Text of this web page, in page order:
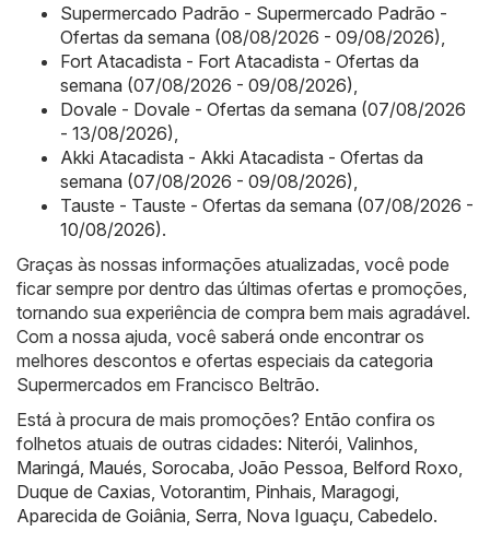
Supermercado Padrão - Supermercado Padrão -
Ofertas da semana (08/08/2026 - 09/08/2026)
Fort Atacadista - Fort Atacadista - Ofertas da
semana (07/08/2026 - 09/08/2026)
Dovale - Dovale - Ofertas da semana (07/08/2026
- 13/08/2026)
Akki Atacadista - Akki Atacadista - Ofertas da
semana (07/08/2026 - 09/08/2026)
Tauste - Tauste - Ofertas da semana (07/08/2026 -
10/08/2026).
Graças às nossas informações atualizadas, você pode
ficar sempre por dentro das últimas ofertas e promoções,
tornando sua experiência de compra bem mais agradável.
Com a nossa ajuda, você saberá onde encontrar os
melhores descontos e ofertas especiais da categoria
Supermercados em Francisco Beltrão.
Está à procura de mais promoções? Então confira os
folhetos atuais de outras cidades: Niterói Valinhos
Maringá Maués Sorocaba João Pessoa Belford Roxo
Duque de Caxias Votorantim Pinhais Maragogi
Aparecida de Goiânia Serra Nova Iguaçu Cabedelo.